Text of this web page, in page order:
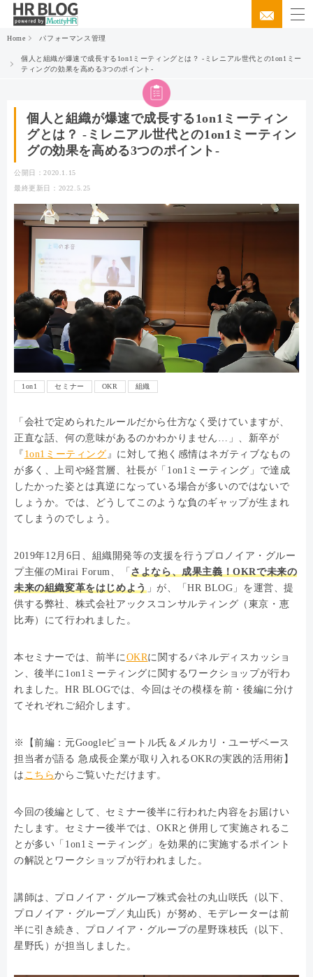
Home パフォーマンス管理
個人と組織が爆速で成長する1on1ミーティングとは？ -ミレニアル世代との1on1ミー
ティングの効果を高める3つのポイント-
個人と組織が爆速で成長する1on1ミーティン
グとは？ -ミレニアル世代との1on1ミーティン
グの効果を高める3つのポイント-
公開日：2020.1.15
最終更新日：2022.5.25
1on1 セミナー OKR 組織
「会社で定められたルールだから仕方なく受けていますが、
正直な話、何の意味があるのかわかりません…」、新卒が
『 1on1ミーティング 』に対して抱く感情はネガティブなもの
が多く、上司や経営層、社長が「1on1ミーティング」で達成
したかった姿とは真逆になっている場合が多いのではないで
しょうか。では、どうしてこのような負のギャップが生まれ
てしまうのでしょう。
2019年12月6日、組織開発等の支援を行うプロノイア・グルー
プ主催のMirai Forum、「さよなら、成果主義！OKRで未来の
未来の組織変革をはじめよう」が、「HR BLOG」を運営、提
供する弊社、株式会社アックスコンサルティング（東京・恵
比寿）にて行われました。
本セミナーでは、前半にOKRに関するパネルディスカッショ
ン、後半に1on1ミーティングに関するワークショップが行わ
れました。HR BLOGでは、今回はその模様を前・後編に分け
てそれぞれご紹介します。
※【前編：元Googleピョートル氏＆メルカリ・ユーザベース
担当者が語る 急成長企業が取り入れるOKRの実践的活用術】
は こちらからご覧いただけます。
今回の後編として、セミナー後半に行われた内容をお届けい
たします。セミナー後半では、OKRと併用して実施されるこ
とが多い「1on1ミーティング」を効果的に実施するポイント
の解説とワークショップが行われました。
講師は、プロノイア・グループ株式会社の丸山咲氏（以下、
プロノイア・グループ／丸山氏）が努め、モデレーターは前
半に引き続き、プロノイア・グループの星野珠枝氏（以下、
星野氏）が担当しました。